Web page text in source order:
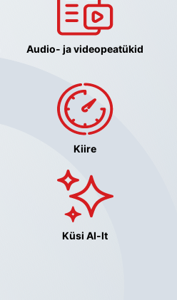
Audio- ja videopeatükid
Kiire
Küsi AI-lt